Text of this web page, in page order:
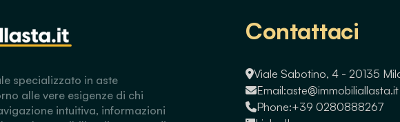
specializzato in aste
alle vere esigenze di chi
intuitiva, informazioni
Contattaci
Viale Sabotino, 4 - 20135
Email:aste@immobiliallasta.it
Phone:+39 0280888267